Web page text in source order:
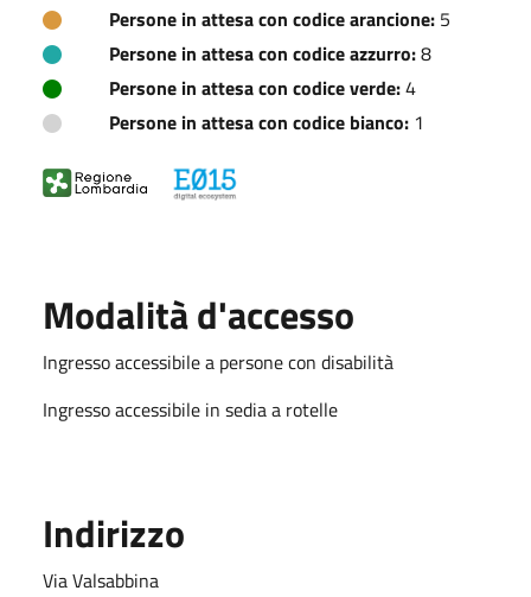
Persone in attesa con codice arancione: 5
Persone in attesa con codice azzurro:8
Persone in attesa con codice verde:4
Persone in attesa con codice bianco: 1
Modalità d'accesso
Ingresso accessibile a persone con disabilità
Ingresso accessibile in sedia a rotelle
Indirizzo
Via Valsabbina